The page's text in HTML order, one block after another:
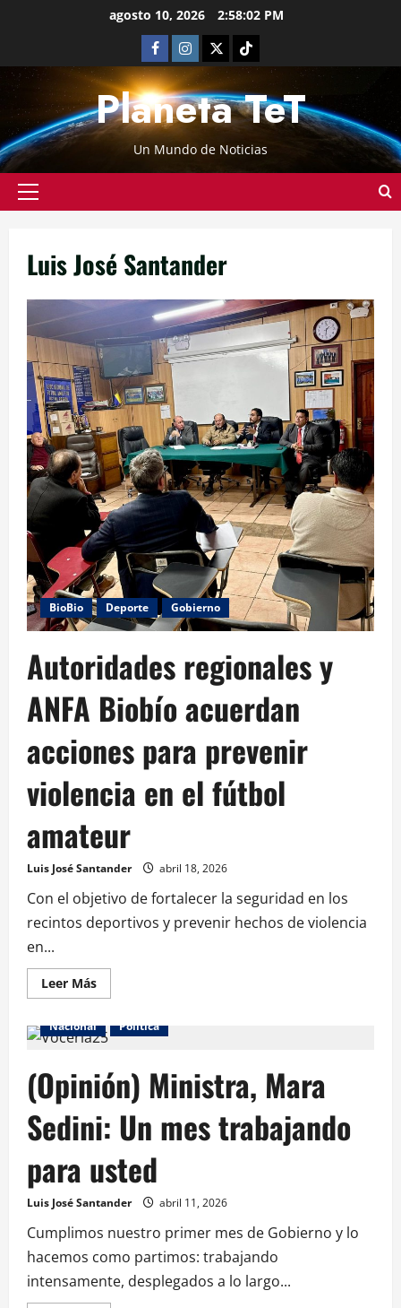
agosto 10, 2026 2:58:03 PM
Planeta TeT
Un Mundo de Noticias
Luis José Santander
BioBio Deporte Gobierno
Autoridades regionales y
ANFA Biobío acuerdan
acciones para prevenir
violencia en el fútbol
amateur
Luis José Santander abril 18, 2026
Con el objetivo de fortalecer la seguridad en los
recintos deportivos y prevenir hechos de violencia
en...
Leer Más
Nacional Política
(Opinión) Ministra, Mara
Sedini: Un mes trabajando
para usted
Luis José Santander abril 11, 2026
Cumplimos nuestro primer mes de Gobierno y lo
hacemos como partimos: trabajando
intensamente, desplegados a lo largo...